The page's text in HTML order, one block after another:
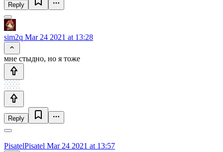
Reply
sim2q Mar 24 2021 at 13:28
мне стыдно, но я тоже
Reply
PisatelPisatel Mar 24 2021 at 13:57